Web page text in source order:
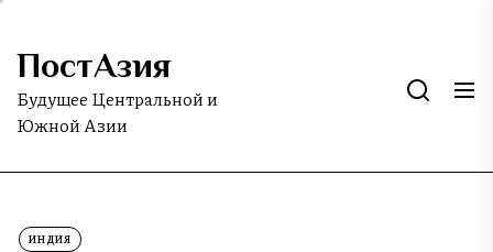
Skip
the
content
ПостАзия
Будущее Центральной и
Южной Азии
ИНДИЯ